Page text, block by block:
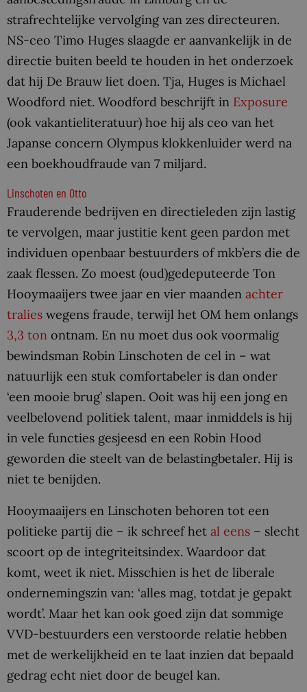
strafrechtelijke vervolging van zes directeuren.
NS-ceo Timo Huges slaagde er aanvankelijk in de
directie buiten beeld te houden in het onderzoek
dat hij De Brauw liet doen. Tja, Huges is Michael
Woodford niet. Woodford beschrijft in Exposure
(ook vakantieliteratuur) hoe hij als ceo van het
Japanse concern Olympus klokkenluider werd na
een boekhoudfraude van 7 miljard.
Linschoten en Otto
Frauderende bedrijven en directieleden zijn lastig
te vervolgen, maar justitie kent geen pardon met
individuen openbaar bestuurders of mkb’ers die de
zaak flessen. Zo moest (oud)gedeputeerde Ton
Hooymaaijers twee jaar en vier maanden achter
tralies wegens fraude, terwijl het OM hem onlangs
3,3 ton ontnam. En nu moet dus ook voormalig
bewindsman Robin Linschoten de cel in – wat
natuurlijk een stuk comfortabeler is dan onder
‘een mooie brug’ slapen. Ooit was hij een jong en
veelbelovend politiek talent, maar inmiddels is hij
in vele functies gesjeesd en een Robin Hood
geworden die steelt van de belastingbetaler. Hij is
niet te benijden.
Hooymaaijers en Linschoten behoren tot een
politieke partij die – ik schreef het al eens – slecht
scoort op de integriteitsindex. Waardoor dat
komt, weet ik niet. Misschien is het de liberale
ondernemingszin van: ‘alles mag, totdat je gepakt
wordt’. Maar het kan ook goed zijn dat sommige
VVD-bestuurders een verstoorde relatie hebben
met de werkelijkheid en te laat inzien dat bepaald
gedrag echt niet door de beugel kan.